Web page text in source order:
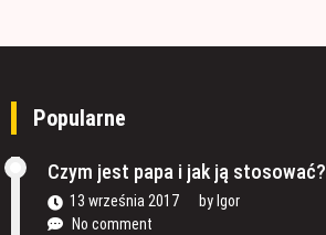
Popularne
Czym jest papa i jak ją stosować?
13 września 2017 by Igor
No comment